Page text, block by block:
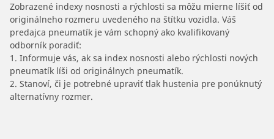
Zobrazené indexy nosnosti a rýchlosti sa môžu mierne líšiť od
originálneho rozmeru uvedeného na štítku vozidla. Váš
predajca pneumatík je vám schopný ako kvalifikovaný
odborník poradiť:
1. Informuje vás, ak sa index nosnosti alebo rýchlosti nových
pneumatík líši od originálnych pneumatík.
2. Stanoví, či je potrebné upraviť tlak hustenia pre ponúknutý
alternatívny rozmer.